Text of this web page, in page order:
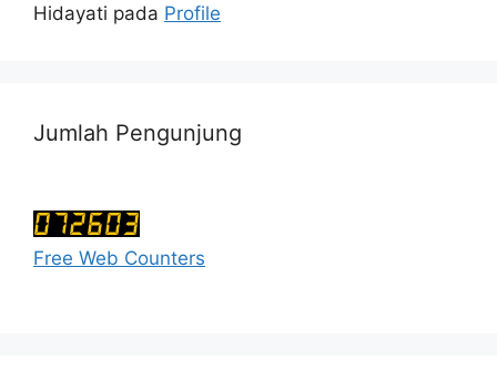
Hidayati pada Profile
Jumlah Pengunjung
Free Web Counters